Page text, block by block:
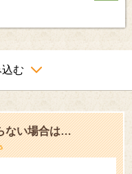
む
ない場合は…